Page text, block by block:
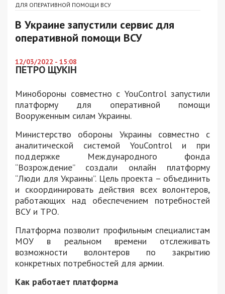
ДЛЯ ОПЕРАТИВНОЙ ПОМОЩИ ВСУ
В Украине запустили сервис для
оперативной помощи ВСУ
12/03/2022 - 15:08
ПЕТРО ЩУКІН
Минобороны совместно с YouControl запустили
платформу для оперативной помощи
Вооруженным силам Украины.
Министерство обороны Украины совместно с
аналитической системой YouControl и при
поддержке Международного фонда
“Возрождение” создали онлайн платформу
“Люди для Украины”. Цель проекта – объединить
и скоординировать действия всех волонтеров,
работающих над обеспечением потребностей
ВСУ и ТРО.
Платформа позволит профильным специалистам
МОУ в реальном времени отслеживать
возможности волонтеров по закрытию
конкретных потребностей для армии.
Как работает платформа